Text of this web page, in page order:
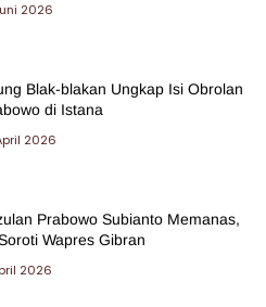
2026
Blak-blakan Ungkap Isi Obrolan
di Istana
2026
Prabowo Subianto Memanas,
Wapres Gibran
2026